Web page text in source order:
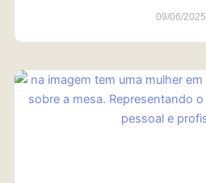
09/06/2025